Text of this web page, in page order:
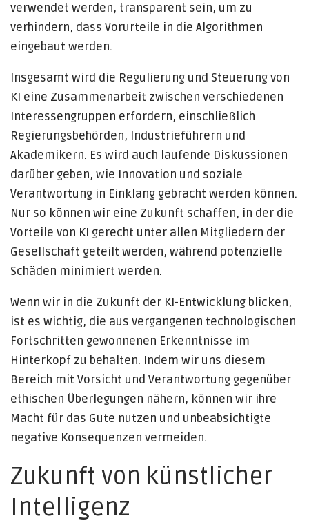
verwendet werden, transparent sein, um zu
verhindern, dass Vorurteile in die Algorithmen
eingebaut werden.
Insgesamt wird die Regulierung und Steuerung von
KI eine Zusammenarbeit zwischen verschiedenen
Interessengruppen erfordern, einschließlich
Regierungsbehörden, Industrieführern und
Akademikern. Es wird auch laufende Diskussionen
darüber geben, wie Innovation und soziale
Verantwortung in Einklang gebracht werden können.
Nur so können wir eine Zukunft schaffen, in der die
Vorteile von KI gerecht unter allen Mitgliedern der
Gesellschaft geteilt werden, während potenzielle
Schäden minimiert werden.
Wenn wir in die Zukunft der KI-Entwicklung blicken,
ist es wichtig, die aus vergangenen technologischen
Fortschritten gewonnenen Erkenntnisse im
Hinterkopf zu behalten. Indem wir uns diesem
Bereich mit Vorsicht und Verantwortung gegenüber
ethischen Überlegungen nähern, können wir ihre
Macht für das Gute nutzen und unbeabsichtigte
negative Konsequenzen vermeiden.
Zukunft von künstlicher
Intelligenz